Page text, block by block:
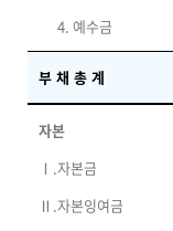
4. 예수금
부 채 총 계
자본
Ⅰ.자본금
Ⅱ.자본잉여금